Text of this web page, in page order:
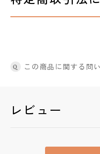
Q この商品に関する問
レビュー